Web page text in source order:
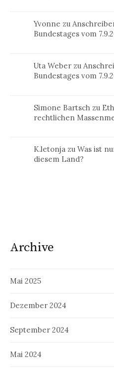
Yvonne zu
Bundestages vom
Uta Weber zu
Bundestages vom
Simone Bartsch zu
rechtlichen
K.letonja zuWas ist
diesem Land?
Archive
Mai 2025
Dezember 2024
September 2024
Mai 2024